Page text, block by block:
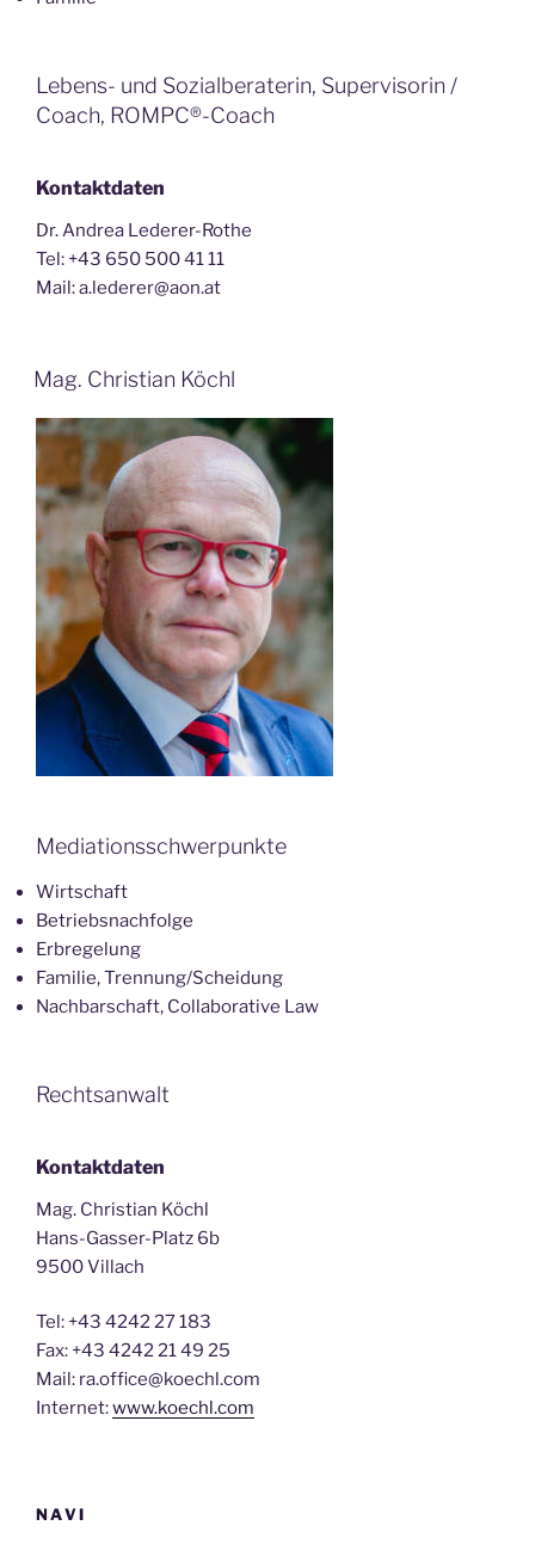
Lebens- und Sozialberaterin, Supervisorin /
Coach, ROMPC®-Coach
Kontaktdaten
Dr. Andrea Lederer-Rothe
Tel: +43 650 500 41 11
Mail: a.lederer@aon.at
Mag. Christian Köchl
Mediationsschwerpunkte
Wirtschaft
Betriebsnachfolge
Erbregelung
Familie, Trennung/Scheidung
Nachbarschaft, Collaborative Law
Rechtsanwalt
Kontaktdaten
Mag. Christian Köchl
Hans-Gasser-Platz 6b
9500 Villach
Tel: +43 4242 27 183
Fax: +43 4242 21 49 25
Mail: ra.office@koechl.com
Internet:www.koechl.com
NAVI